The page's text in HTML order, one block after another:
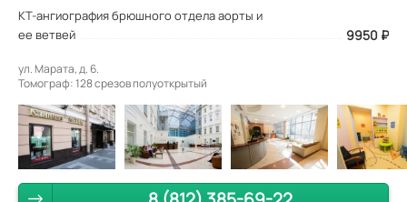
КТ-ангиография брюшного отдела аорты и
ее ветвей
9950 ₽
ул. Марата, д. 6.
Томограф: 128 срезов полуоткрытый